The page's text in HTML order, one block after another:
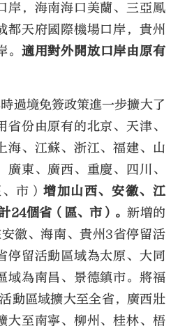
岸，海南海口美蘭、三亞鳳
都天府國際機場口岸，貴州
適用對外開放口岸由原有
過境免簽政策進一步擴大了
份由原有的北京、天津、
海、江蘇、浙江、福建、山
東、廣西、重慶、四川、
市）增加山西、安徽、江
24個省（區、市）。新增的
徽、海南、貴州3省停留活
停留活動區域為太原、大同
域為南昌、景德鎮市。將福
動區域擴大至全省，廣西壯
大至南寧、柳州、桂林、梧